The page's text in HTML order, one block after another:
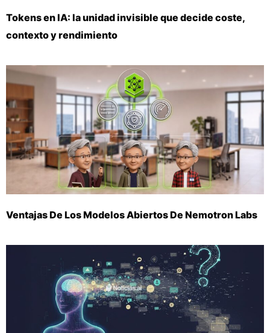
Tokens en IA: la unidad invisible que decide coste,
contexto y rendimiento
Ventajas De Los Modelos Abiertos De Nemotron Labs